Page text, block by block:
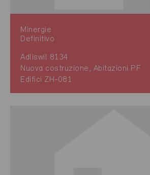
Minergie
Definitivo
Adliswil 8134
Nuova costruzione, Abitazioni PF
Edifici ZH-081